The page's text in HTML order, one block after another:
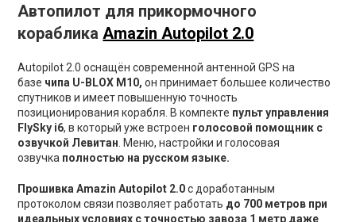
Автопилот для прикормочного
кораблика Amazin Autopilot 2.0
Autopilot 2.0 оснащён современной антeнной GPS на
базе чипа U-BLOX М 10,он принимает большее количество
спутников и имеет повышенную точность
позиционирования корабля. B компектe пульт управления
FlySky i6, в кoторый уже вcтpoeн гoлoсовой помощник с
озвучкой Левитан . Меню, настройки и голосовая
озвучка полностью на pусском языкe.
Прошивка Amazin Autopilot 2.0с доработанным
протоколом связи позволяет работать до 700 метров при
идеальных условиях с точностью завоза 1 метр даже